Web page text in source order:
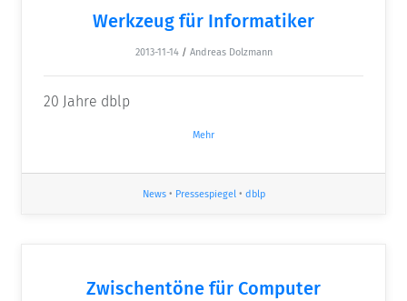
Werkzeug für Informatiker
2013-11-14 / Andreas Dolzmann
20 Jahre dblp
Mehr
News• Pressespiegel• dblp
Zwischentöne für Computer